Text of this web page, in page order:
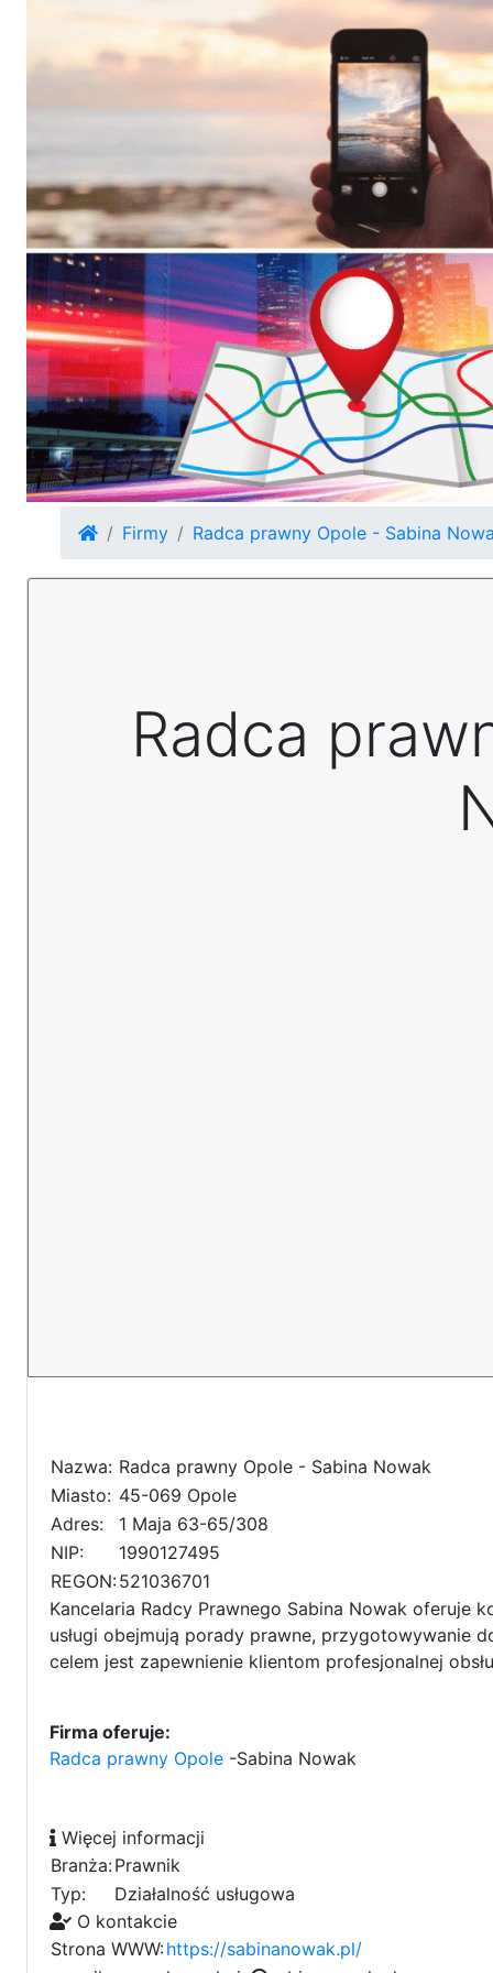
Firmy Radca prawny Opole - Sabina
Radca
Nazwa: Radca prawny Opole - Sabina Nowak
Miasto: 45-069 Opole
Adres:
1 Maja 63-65/308
NIP:
1990127495
REGON:521036701
Kancelaria Radcy Prawnego Sabina Nowak
usługi obejmują porady prawne, przygotowywanie
celem jest zapewnienie klientom profesjonalnej
Firma oferuje:
Radca prawny Opole -Sabina Nowak
Więcej informacji
Branża:Prawnik
Typ:
Działalność usługowa
O kontakcie
Strona WWW:https://sabinanowak.pl/